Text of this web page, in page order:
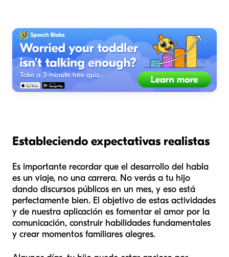
Estableciendo expectativas realistas
Es importante recordar que el desarrollo del habla
es un viaje, no una carrera. No verás a tu hijo
dando discursos públicos en un mes, y eso está
perfectamente bien. El objetivo de estas actividades
y de nuestra aplicación es fomentar el amor por la
comunicación, construir habilidades fundamentales
y crear momentos familiares alegres.